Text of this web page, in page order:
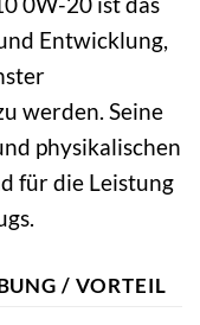
Entwicklung,
werden. Seine
physikalischen
für die Leistung
/ VORTEIL